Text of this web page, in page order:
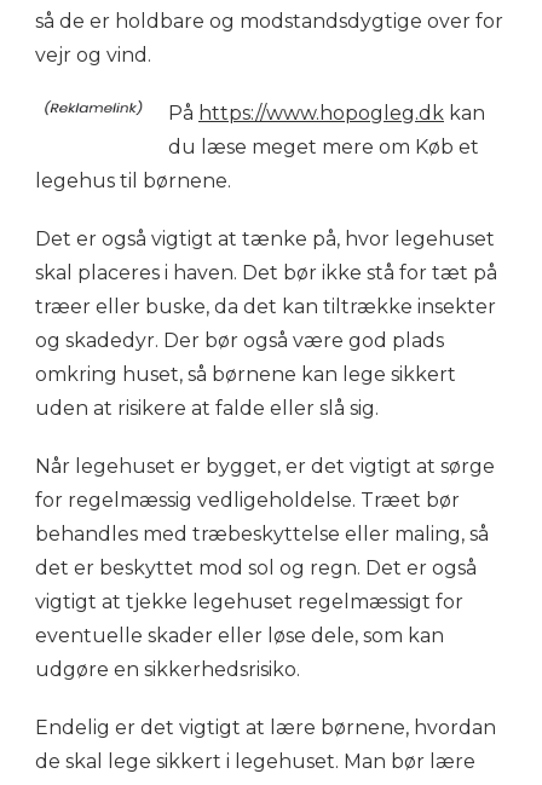
så de er holdbare og modstandsdygtige over for
vejr og vind.
På https://www.hopogleg.dk kan
du læse meget mere om Køb et
legehus til børnene.
Det er også vigtigt at tænke på, hvor legehuset
skal placeres i haven. Det bør ikke stå for tæt på
træer eller buske, da det kan tiltrække insekter
og skadedyr. Der bør også være god plads
omkring huset, så børnene kan lege sikkert
uden at risikere at falde eller slå sig.
Når legehuset er bygget, er det vigtigt at sørge
for regelmæssig vedligeholdelse. Træet bør
behandles med træbeskyttelse eller maling, så
det er beskyttet mod sol og regn. Det er også
vigtigt at tjekke legehuset regelmæssigt for
eventuelle skader eller løse dele, som kan
udgøre en sikkerhedsrisiko.
Endelig er det vigtigt at lære børnene, hvordan
de skal lege sikkert i legehuset. Man bør lære